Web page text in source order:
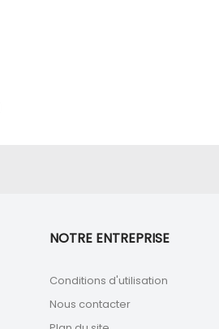
NOTRE ENTREPRISE
Conditions d'utilisation
Nous contacter